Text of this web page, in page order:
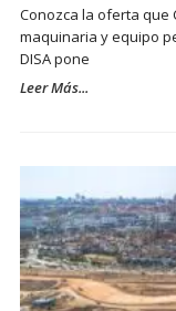
Conozca la oferta que
maquinaria y equipo
DISA pone
Leer Más...